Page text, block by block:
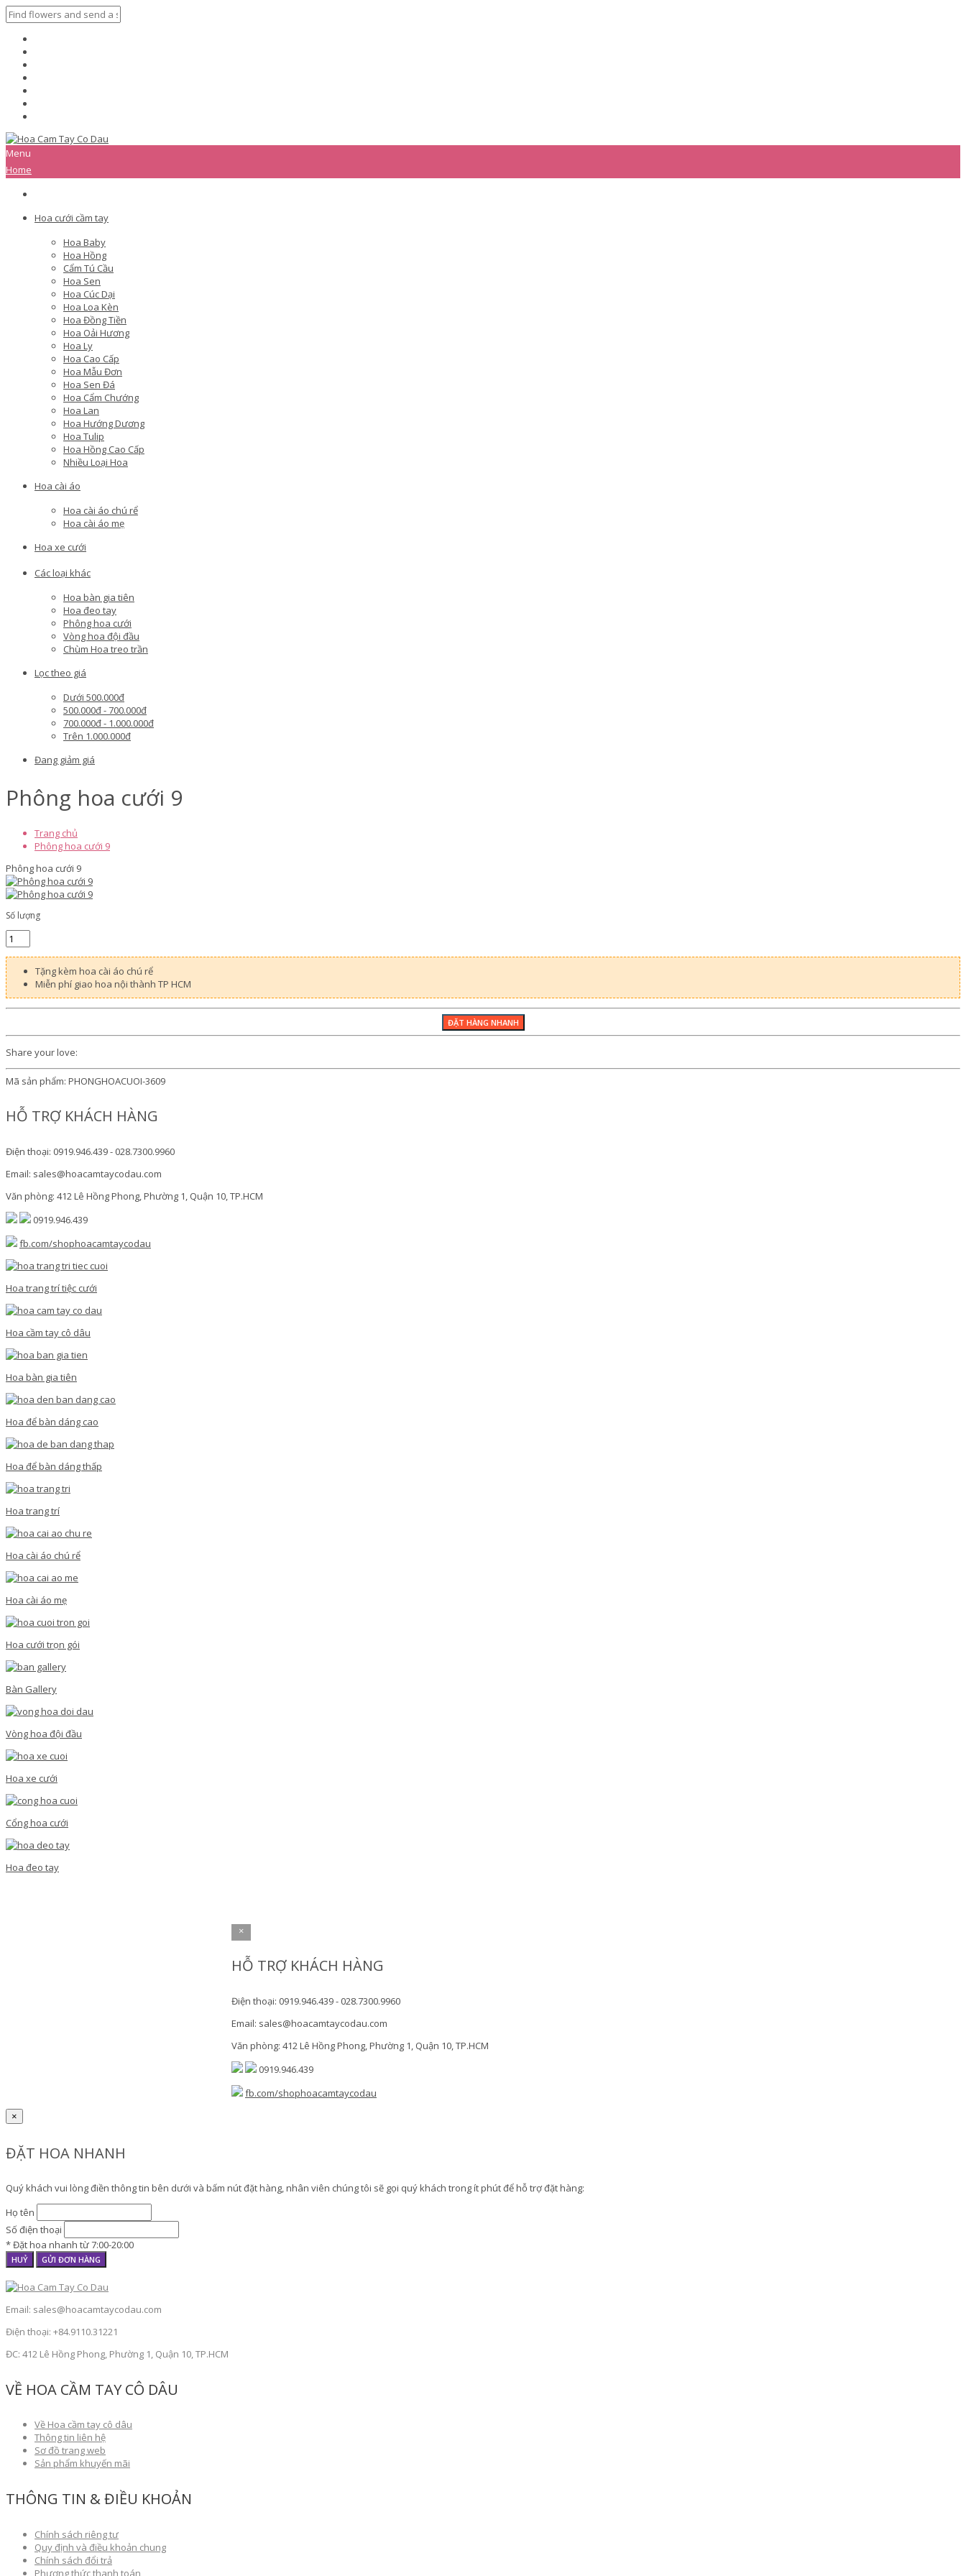
Menu
Home
Hoa cưới cầm tay
Hoa Baby
Hoa Hồng
Cẩm Tú Cầu
Hoa Sen
Hoa Cúc Dại
Hoa Loa Kèn
Hoa Đồng Tiền
Hoa Oải Hương
Hoa Ly
Hoa Cao Cấp
Hoa Mẫu Đơn
Hoa Sen Đá
Hoa Cẩm Chướng
Hoa Lan
Hoa Hướng Dương
Hoa Tulip
Hoa Hồng Cao Cấp
Nhiều Loại Hoa
Hoa cài áo
Hoa cài áo chú rể
Hoa cài áo mẹ
Hoa xe cưới
Các loại khác
Hoa bàn gia tiên
Hoa đeo tay
Phông hoa cưới
Vòng hoa đội đầu
Chùm Hoa treo trần
Lọc theo giá
Dưới 500.000đ
500.000đ - 700.000đ
700.000đ - 1.000.000đ
Trên 1.000.000đ
Đang giảm giá
Phông hoa cưới 9
Trang chủ
Phông hoa cưới 9
Phông hoa cưới 9
Số lượng
Tặng kèm hoa cài áo chú rể
Miễn phí giao hoa nội thành TP HCM
Share your love:
Mã sản phẩm: PHONGHOACUOI-3609
HỖ TRỢ KHÁCH HÀNG
Điện thoại: 0919.946.439 - 028.7300.9960
Email: sales@hoacamtaycodau.com
Văn phòng: 412 Lê Hồng Phong, Phường 1, Quận 10, TP.HCM
0919.946.439
fb.com/shophoacamtaycodau
Hoa trang trí tiệc cưới
Hoa cầm tay cô dâu
Hoa bàn gia tiên
Hoa để bàn dáng cao
Hoa để bàn dáng thấp
Hoa trang trí
Hoa cài áo chú rể
Hoa cài áo mẹ
Hoa cưới trọn gói
Bàn Gallery
Vòng hoa đội đầu
Hoa xe cưới
Cổng hoa cưới
Hoa đeo tay
×
HỖ TRỢ KHÁCH HÀNG
Điện thoại: 0919.946.439 - 028.7300.9960
Email: sales@hoacamtaycodau.com
Văn phòng: 412 Lê Hồng Phong, Phường 1, Quận 10, TP.HCM
0919.946.439
fb.com/shophoacamtaycodau
×
ĐẶT HOA NHANH
Quý khách vui lòng điền thông tin bên dưới và bấm nút đặt hàng, nhân viên chúng tôi sẽ gọi quý khách trong ít phút để hỗ trợ đặt hàng:
Họ tên
Số điện thoại
* Đặt hoa nhanh từ 7:00-20:00
HUỶ GỬI ĐƠN HÀNG
Email: sales@hoacamtaycodau.com
Điện thoại: +84.9110.31221
ĐC: 412 Lê Hồng Phong, Phường 1, Quận 10, TP.HCM
VỀ HOA CẦM TAY CÔ DÂU
Về Hoa cầm tay cô dâu
Thông tin liên hệ
Sơ đồ trang web
Sản phẩm khuyến mãi
THÔNG TIN & ĐIỀU KHOẢN
Chính sách riêng tư
Quy định và điều khoản chung
Chính sách đổi trả
Phương thức thanh toán